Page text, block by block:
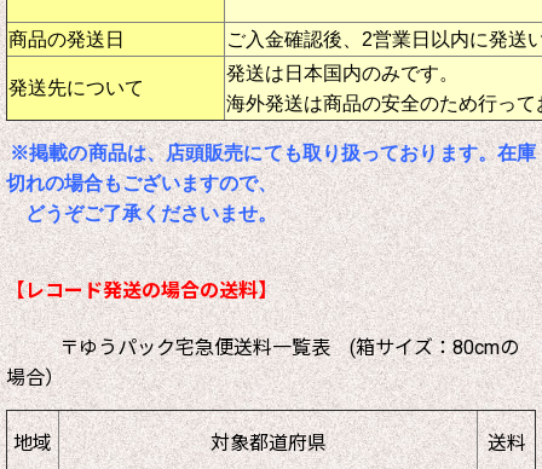
商品の発送日 ご入金確認後、2営業日以内に発送
発送先について
発送は日本国内のみです。
海外発送は商品の安全のため行って
※掲載の商品は、店頭販売にても取り扱っております。在庫
切れの場合もございますので、
どうぞご了承くださいませ。
【レコード発送の場合の送料】
〒ゆうパック宅急便送料一覧表 (箱サイズ：80cmの
場合）
地域 対象都道府県 送料